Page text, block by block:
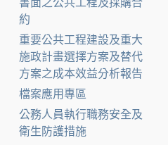
書面之公共工程及採購合
約
重要公共工程建設及重大
施政計畫選擇方案及替代
方案之成本效益分析報告
檔案應用專區
公務人員執行職務安全及
衛生防護措施